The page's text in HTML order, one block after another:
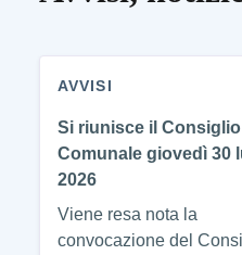
AVVISI
Si riunisce il Consiglio
Comunale giovedì 30
2026
Viene resa nota la
convocazione del